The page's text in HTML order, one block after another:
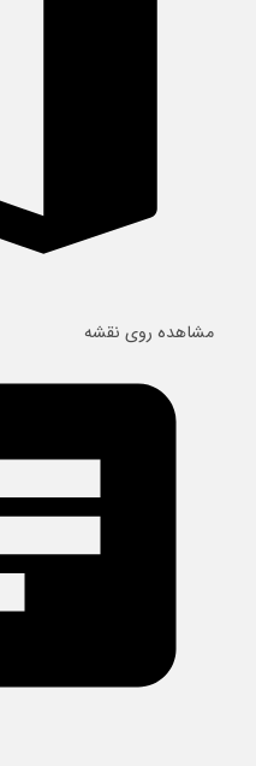
مشاهده روی نقشه